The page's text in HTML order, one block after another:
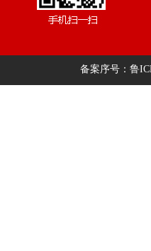
备案序号：鲁